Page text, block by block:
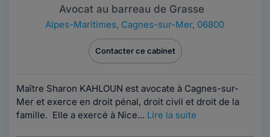
Avocat au barreau de Grasse
Alpes-Maritimes, Cagnes-sur-Mer, 06800
Contacter ce cabinet
Maître Sharon KAHLOUN est avocate à Cagnes-sur-
Mer et exerce en droit pénal, droit civil et droit de la
famille. Elle a exercé à Nice... Lire la suite